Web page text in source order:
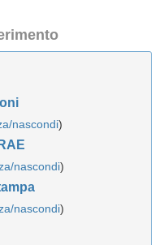
nascondi)
nascondi)
nascondi)